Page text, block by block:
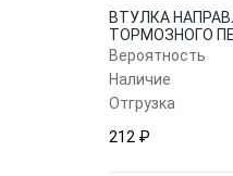
ВТУЛКА
ТОРМОЗНОГО
Вероятность
Наличие
Отгрузка
212 ₽